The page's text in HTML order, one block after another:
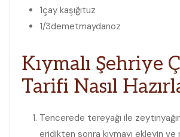
1çay kaşığıtuz
1/3demetmaydanoz
Kıymalı Şehriye
Tarifi Nasıl
Tencerede tereyağı ile
eridikten sonra kıymayı ekleyin